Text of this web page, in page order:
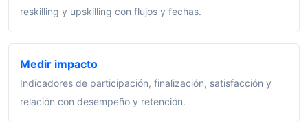
reskilling y upskilling con flujos y fechas.
Medir impacto
Indicadores de participación, finalización, satisfacción y
relación con desempeño y retención.